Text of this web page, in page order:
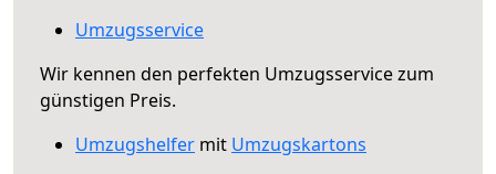
Umzugsservice
Wir kennen den perfekten Umzugsservice zum
günstigen Preis.
Umzugshelfer mit Umzugskartons